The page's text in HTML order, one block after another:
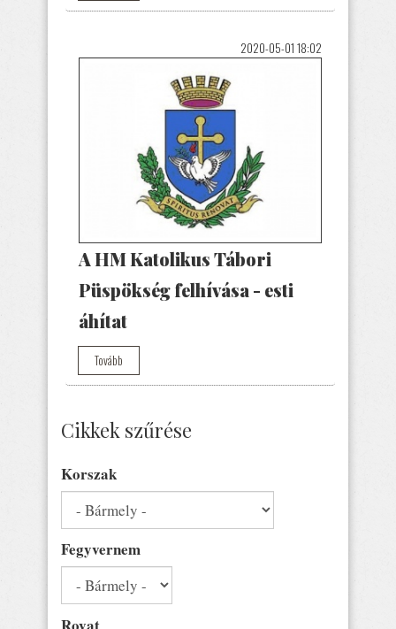
2020-05-01 18:02
A HM Katolikus Tábori
Püspökség felhívása - esti
áhítat
Tovább
Cikkek szűrése
Korszak
Fegyvernem